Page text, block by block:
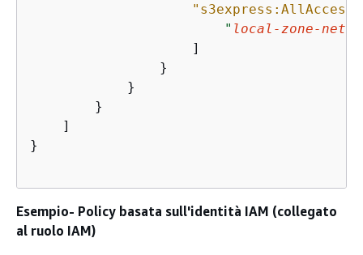
" local-zone-
                    ]
                }
            }
        }
    ]
}
Esempio- Policy basata sull'identità IAM (collegato
al ruolo IAM)